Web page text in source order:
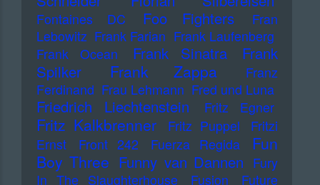
Fontaines DC Foo Fighters
Fran
Lebowitz Frank Farian Frank Laufenberg
Frank Ocean
Frank Sinatra
Frank
Spilker
Frank Zappa
Franz
Ferdinand Frau Lehmann Fred und Luna
Friedrich Liechtenstein Fritz Egner
Fritz Kalkbrenner Fritz Puppel
Fritzi
Ernst
Front 242 Fuerza Regida
Fun
Boy Three Funny van Dannen Fury
In The Slaughterhouse
Fusion
Future